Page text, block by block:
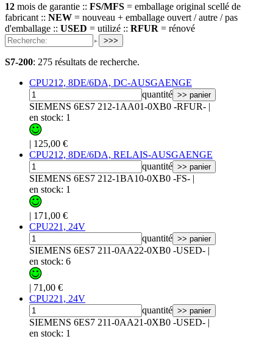
12 mois de garantie :: FS/MFS = emballage original scellé de
fabricant :: NEW = nouveau + emballage ouvert / autre / pas
d'emballage :: USED = utilizé :: RFUR = rénové
>>>
S7-200: 275 résultats de recherche.
CPU212, 8DE/6DA, DC-AUSGAENGE
quantité >> panier
SIEMENS 6ES7 212-1AA01-0XB0 -RFUR- |
en stock: 1
| 125,00 €
CPU212, 8DE/6DA, RELAIS-AUSGAENGE
quantité >> panier
SIEMENS 6ES7 212-1BA10-0XB0 -FS- |
en stock: 1
| 171,00 €
CPU221, 24V
quantité >> panier
SIEMENS 6ES7 211-0AA22-0XB0 -USED- |
en stock: 6
| 71,00 €
CPU221, 24V
quantité >> panier
SIEMENS 6ES7 211-0AA21-0XB0 -USED- |
en stock: 1